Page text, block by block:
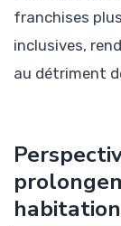
franchises
inclusives,
au détriment